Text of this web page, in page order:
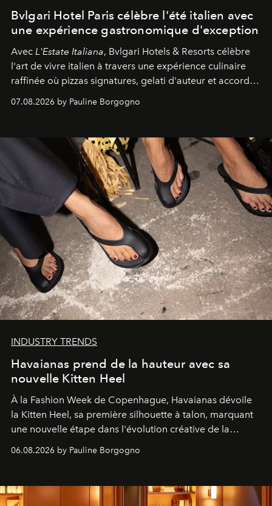
Bvlgari Hotel Paris célèbre l'été italien avec
une expérience gastronomique d'exception
Avec L'Estate Italiana, Bvlgari Hotels & Resorts célèbre
l'art de vivre italien à travers une expérience culinaire
raffinée où pizzas signatures, gelati d'auteur et accords
d'exception composent un véritable voyage sensoriel.
07.08.2026 by Pauline Borgogno
INDUSTRY TRENDS
Havaianas prend de la hauteur avec sa
nouvelle Kitten Heel
À la Fashion Week de Copenhague, Havaianas dévoile
la Kitten Heel, sa première silhouette à talon, marquant
une nouvelle étape dans l'évolution créative de la
06.08.2026 by Pauline Borgogno